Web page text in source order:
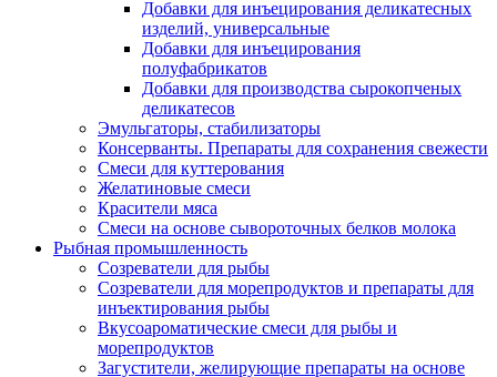
Добавки для инъецирования деликатесных
изделий, универсальные
Добавки для инъецирования
полуфабрикатов
Добавки для производства сырокопченых
деликатесов
Эмульгаторы, стабилизаторы
Консерванты. Препараты для сохранения свежести
Смеси для куттерования
Желатиновые смеси
Красители мяса
Смеси на основе сывороточных белков молока
Рыбная промышленность
Созреватели для рыбы
Созреватели для морепродуктов и препараты для
инъектирования рыбы
Вкусоароматические смеси для рыбы и
морепродуктов
Загустители, желирующие препараты на основе